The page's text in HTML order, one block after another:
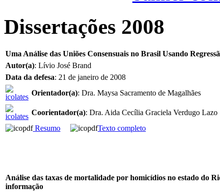
Dissertações 2008
Uma Análise das Uniões Consensuais no Brasil Usando
Autor(a): Lívio José Brand
Data da defesa: 21 de janeiro de 2008
Orientador(a): Dra. Maysa Sacramento de Magalhães
Coorientador(a): Dra. Aida Cecília Graciela Verdugo Lazo
Resumo
Texto completo
Análise das taxas de mortalidade por homicídios no estado do
informação